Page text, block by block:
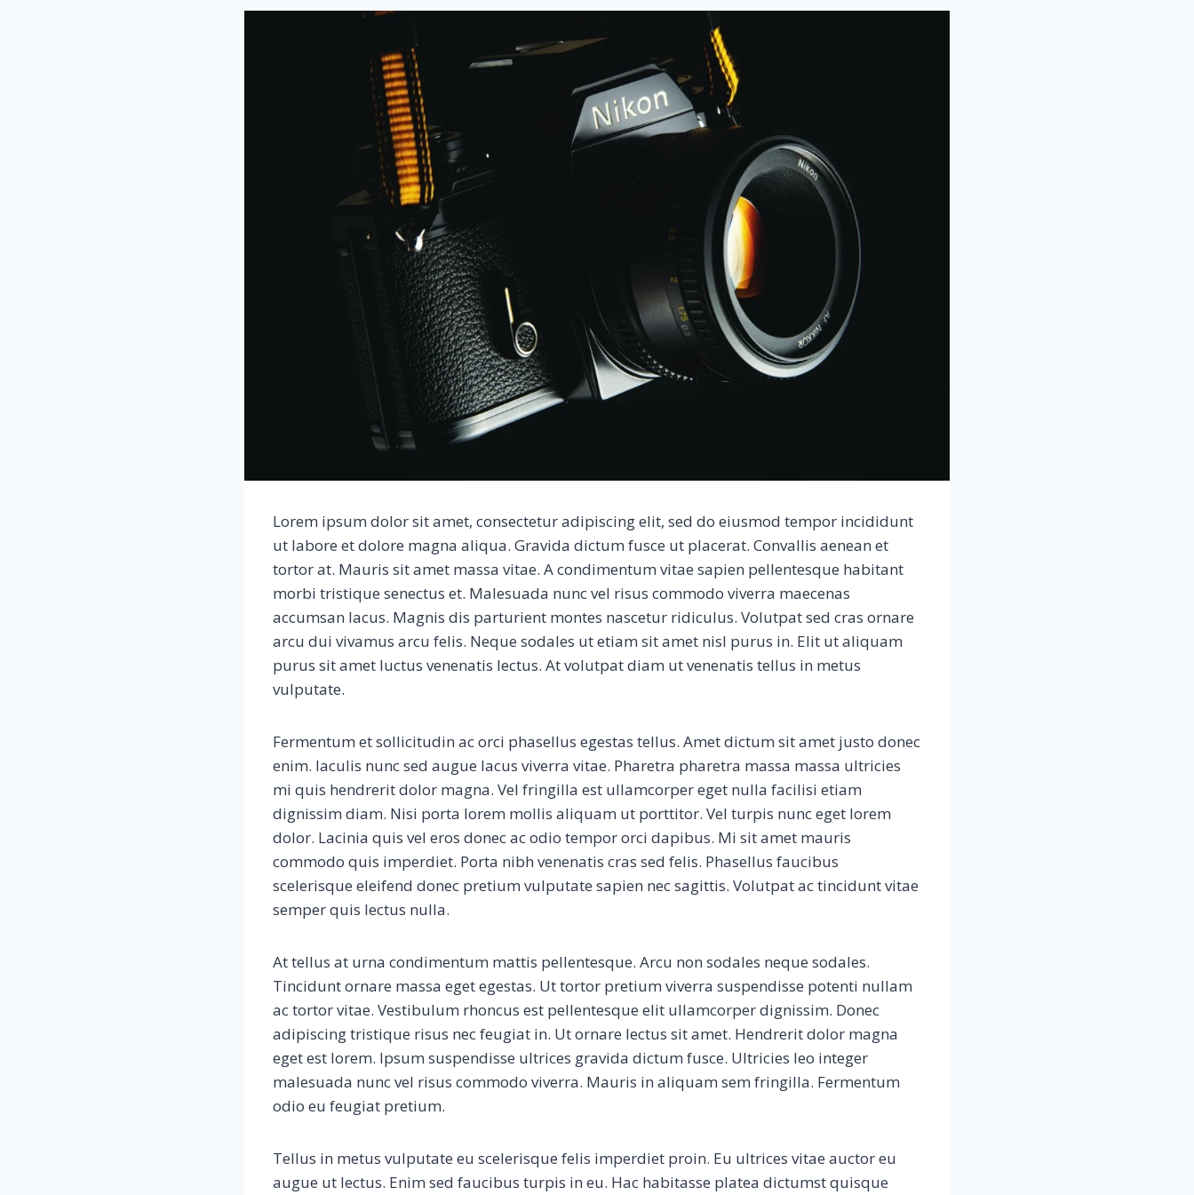
Lorem ipsum dolor sit amet, consectetur adipiscing elit, sed do eiusmod tempor incididunt
ut labore et dolore magna aliqua. Gravida dictum fusce ut placerat. Convallis aenean et
tortor at. Mauris sit amet massa vitae. A condimentum vitae sapien pellentesque habitant
morbi tristique senectus et. Malesuada nunc vel risus commodo viverra maecenas
accumsan lacus. Magnis dis parturient montes nascetur ridiculus. Volutpat sed cras ornare
arcu dui vivamus arcu felis. Neque sodales ut etiam sit amet nisl purus in. Elit ut aliquam
purus sit amet luctus venenatis lectus. At volutpat diam ut venenatis tellus in metus
vulputate.
Fermentum et sollicitudin ac orci phasellus egestas tellus. Amet dictum sit amet justo donec
enim. Iaculis nunc sed augue lacus viverra vitae. Pharetra pharetra massa massa ultricies
mi quis hendrerit dolor magna. Vel fringilla est ullamcorper eget nulla facilisi etiam
dignissim diam. Nisi porta lorem mollis aliquam ut porttitor. Vel turpis nunc eget lorem
dolor. Lacinia quis vel eros donec ac odio tempor orci dapibus. Mi sit amet mauris
commodo quis imperdiet. Porta nibh venenatis cras sed felis. Phasellus faucibus
scelerisque eleifend donec pretium vulputate sapien nec sagittis. Volutpat ac tincidunt vitae
semper quis lectus nulla.
At tellus at urna condimentum mattis pellentesque. Arcu non sodales neque sodales.
Tincidunt ornare massa eget egestas. Ut tortor pretium viverra suspendisse potenti nullam
ac tortor vitae. Vestibulum rhoncus est pellentesque elit ullamcorper dignissim. Donec
adipiscing tristique risus nec feugiat in. Ut ornare lectus sit amet. Hendrerit dolor magna
eget est lorem. Ipsum suspendisse ultrices gravida dictum fusce. Ultricies leo integer
malesuada nunc vel risus commodo viverra. Mauris in aliquam sem fringilla. Fermentum
odio eu feugiat pretium.
Tellus in metus vulputate eu scelerisque felis imperdiet proin. Eu ultrices vitae auctor eu
augue ut lectus. Enim sed faucibus turpis in eu. Hac habitasse platea dictumst quisque